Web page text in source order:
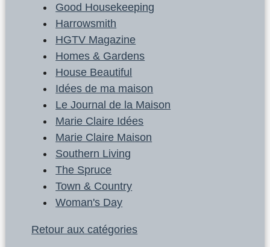
Good Housekeeping
Harrowsmith
HGTV Magazine
Homes & Gardens
House Beautiful
Idées de ma maison
Le Journal de la Maison
Marie Claire Idées
Marie Claire Maison
Southern Living
The Spruce
Town & Country
Woman's Day
Retour aux catégories